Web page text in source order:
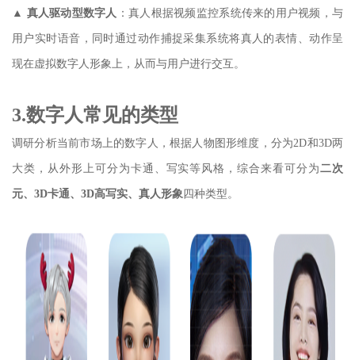
▲ 真人驱动型数字人 ：真人根据视频监控系统传来的用户视频，与
用户实时语音，同时通过动作捕捉采集系统将真人的表情、动作呈
现在虚拟数字人形象上，从而与用户进行交互。
3.数字人常见的类型
调研分析当前市场上的数字人，根据人物图形维度，分为2D和3D两
大类，从外形上可分为卡通、写实等风格，综合来看可分为二次
元、3D卡通、3D高写实、真人形象 四种类型。